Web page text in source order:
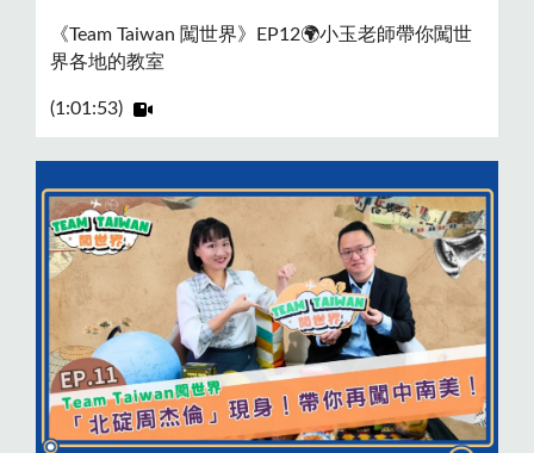
《Team Taiwan 闖世界》EP12🌍小玉老師帶你闖世
界各地的教室
(1:01:53)